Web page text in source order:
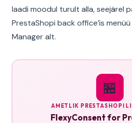
laadi moodul turult alla, seejärel
PrestaShopi back office’is
Manager alt.
🏪
AMETLIK PRESTASHOPI
FlexyConsent for